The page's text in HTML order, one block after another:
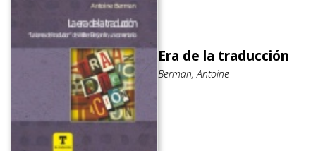
Era de la traducción
Berman, Antoine